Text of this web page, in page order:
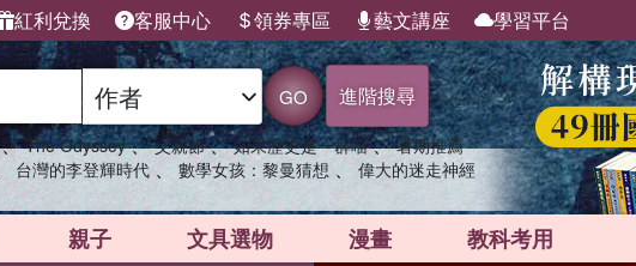
紅利兌換 客服中心 領券專區 藝文講座 學習平台
GO 進階搜尋
、 The Odyssey 、 父親節 、 如果歷史是一群喵 、 暑期推薦
台灣的李登輝時代 、 數學女孩：黎曼猜想 、 偉大的迷走神經
親子 文具選物 漫畫 教科考用